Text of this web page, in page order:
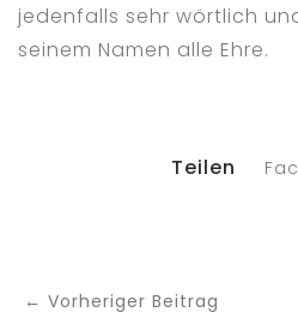
jedenfalls sehr wörtlich
seinem Namen alle Ehre.
Teilen
← Vorheriger Beitrag